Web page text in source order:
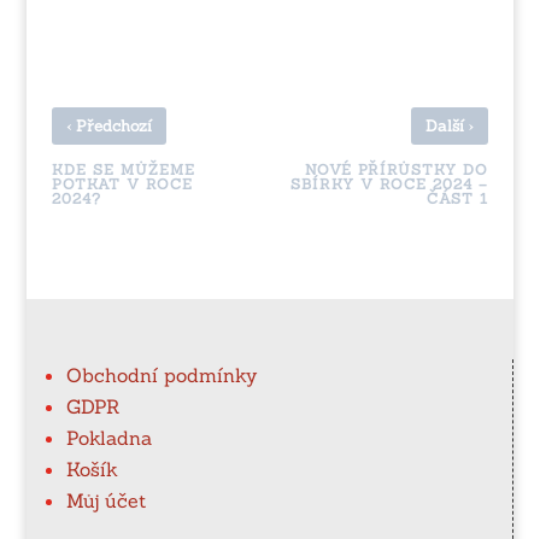
‹Předchozí
KDE SE MŮŽEME
POTKAT V ROCE
2024?
Další›
NOVÉ PŘÍRŮSTKY DO
SBÍRKY V ROCE 2024 –
ČÁST 1
Obchodní podmínky
GDPR
Pokladna
Košík
Můj účet